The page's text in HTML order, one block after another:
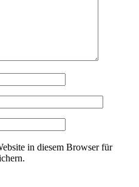
in diesem Browser für